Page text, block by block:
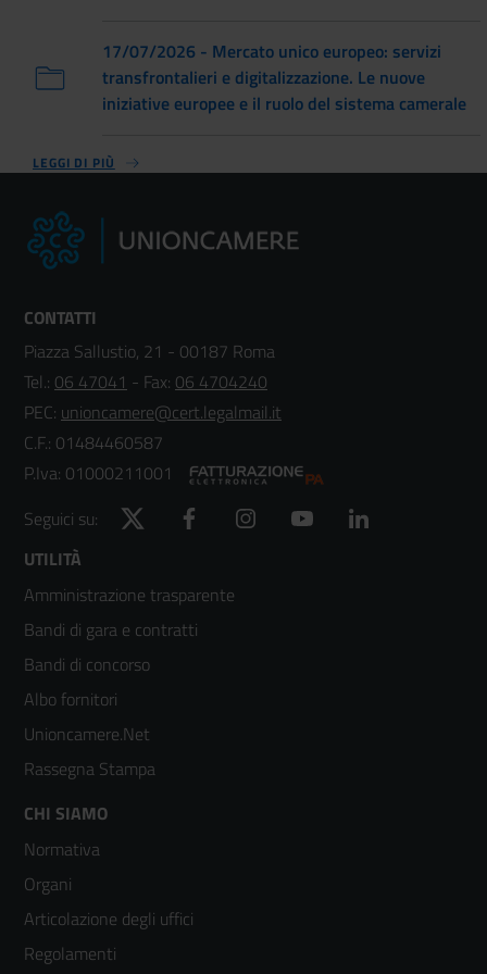
17/07/2026 - Mercato unico europeo: servizi
transfrontalieri e digitalizzazione. Le nuove
iniziative europee e il ruolo del sistema camerale
LEGGI DI PIÙ
CONTATTI
Piazza Sallustio, 21 - 00187 Roma
Tel.: 06 47041 - Fax: 06 4704240
PEC: unioncamere@cert.legalmail.it
C.F.: 01484460587
P.Iva: 01000211001
Seguici su:
Twitter Facebook Instagram YouTube
Footer
menù
colonna
2
UTILITÀ
Amministrazione trasparente
Bandi di gara e contratti
Bandi di concorso
Albo fornitori
Unioncamere.Net
Rassegna Stampa
Footer
menù
colonna
3
CHI SIAMO
Normativa
Organi
Articolazione degli uffici
Regolamenti